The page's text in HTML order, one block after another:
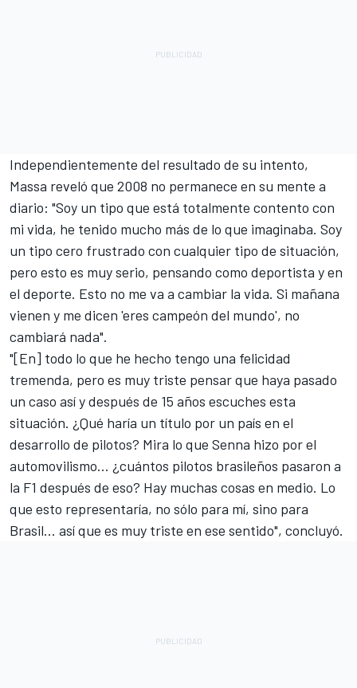
Independientemente del resultado de su intento,
Massa reveló que 2008 no permanece en su mente a
diario: "Soy un tipo que está totalmente contento con
mi vida, he tenido mucho más de lo que imaginaba. Soy
un tipo cero frustrado con cualquier tipo de situación,
pero esto es muy serio, pensando como deportista y en
el deporte. Esto no me va a cambiar la vida. Si mañana
vienen y me dicen 'eres campeón del mundo', no
cambiará nada".
"[En] todo lo que he hecho tengo una felicidad
tremenda, pero es muy triste pensar que haya pasado
un caso así y después de 15 años escuches esta
situación. ¿Qué haría un título por un país en el
desarrollo de pilotos? Mira lo que Senna hizo por el
automovilismo... ¿cuántos pilotos brasileños pasaron a
la F1 después de eso? Hay muchas cosas en medio. Lo
que esto representaría, no sólo para mí, sino para
Brasil... así que es muy triste en ese sentido", concluyó.